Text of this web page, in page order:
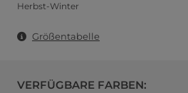
Herbst-Winter
Größentabelle
VERFÜGBARE FARBEN: